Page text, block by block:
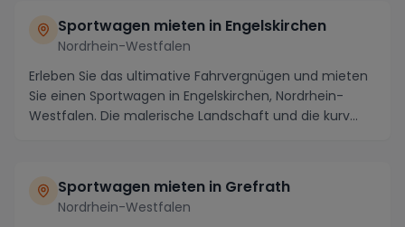
Sportwagen mieten in Engelskirchen
Nordrhein-Westfalen
Erleben Sie das ultimative Fahrvergnügen und mieten
Sie einen Sportwagen in Engelskirchen, Nordrhein-
Westfalen. Die malerische Landschaft und die kurv...
Sportwagen mieten in Grefrath
Nordrhein-Westfalen